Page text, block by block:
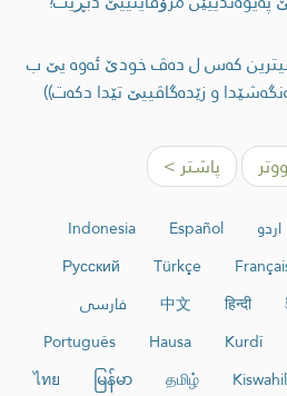
كه‌س ل ده‌ڤ خودێ ئه‌وه‌ یێ ب
و زێده‌گاڤییێ تێدا دكه‌ت))
پاشتر >
اردو Español
Indonesia
Türkçe
Русский
हिन्दी
中文
فارسی
Kurdî
Hausa
Português
தமிழ்
မြန်မာ
ไทย